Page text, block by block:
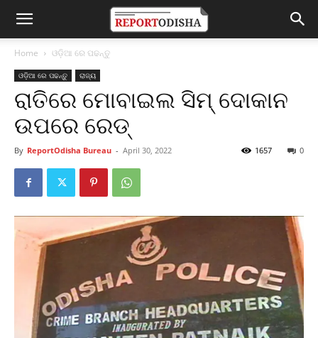
Home ଓଡ଼ିଆ ରେ ପଢନ୍ତୁ
ଓଡ଼ିଆ ରେ ପଢନ୍ତୁ ରାଜ୍ୟ
ରାତିରେ ମୋବାଇଲ ସିମ୍ ଦୋକାନ
ଉପରେ ରେଡ୍
By ReportOdisha Bureau - April 30, 2022 0
1657